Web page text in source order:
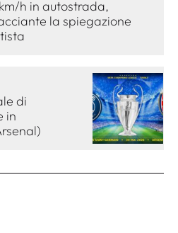
h in autostrada,
la spiegazione
di
in